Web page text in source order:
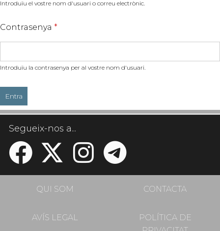
Introduïu el vostre nom d'usuari o correu electrònic.
Contrasenya *
Introduïu la contrasenya per al vostre nom d'usuari.
Segueix-nos a...
QUI SOM CONTACTA
AVÍS LEGAL
POLÍTICA DE